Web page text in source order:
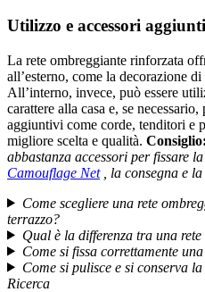
Utilizzo e accessori
La rete ombreggiante rinforzata
all’esterno, come la decorazione
All’interno, invece, può essere
carattere alla casa e, se
aggiuntivi come corde, tenditori e
migliore scelta e qualità. Consiglio:
abbastanza accessori per fissare
Camouflage Net, la consegna e la
Come scegliere una rete
terrazzo?
Qual è la differenza tra una
Come si fissa correttamente
Come si pulisce e si conserva
Ricerca